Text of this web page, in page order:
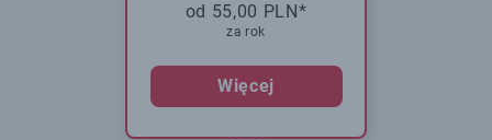
od 55,00 PLN*
za rok
Więcej